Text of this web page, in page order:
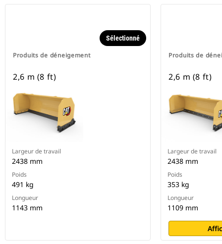
Produits de déneigement
Sélectionné
2,6 m (8 ft)
Largeur de travail
2438 mm
Poids
491 kg
Longueur
1143 mm
Produits de
2,6 m (8 ft)
Largeur de travail
2438 mm
Poids
353 kg
Longueur
1109 mm